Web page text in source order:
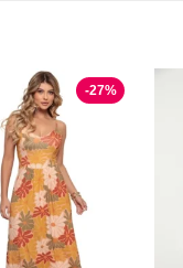
Vanibele
Razão Social
Vanibele
-27%